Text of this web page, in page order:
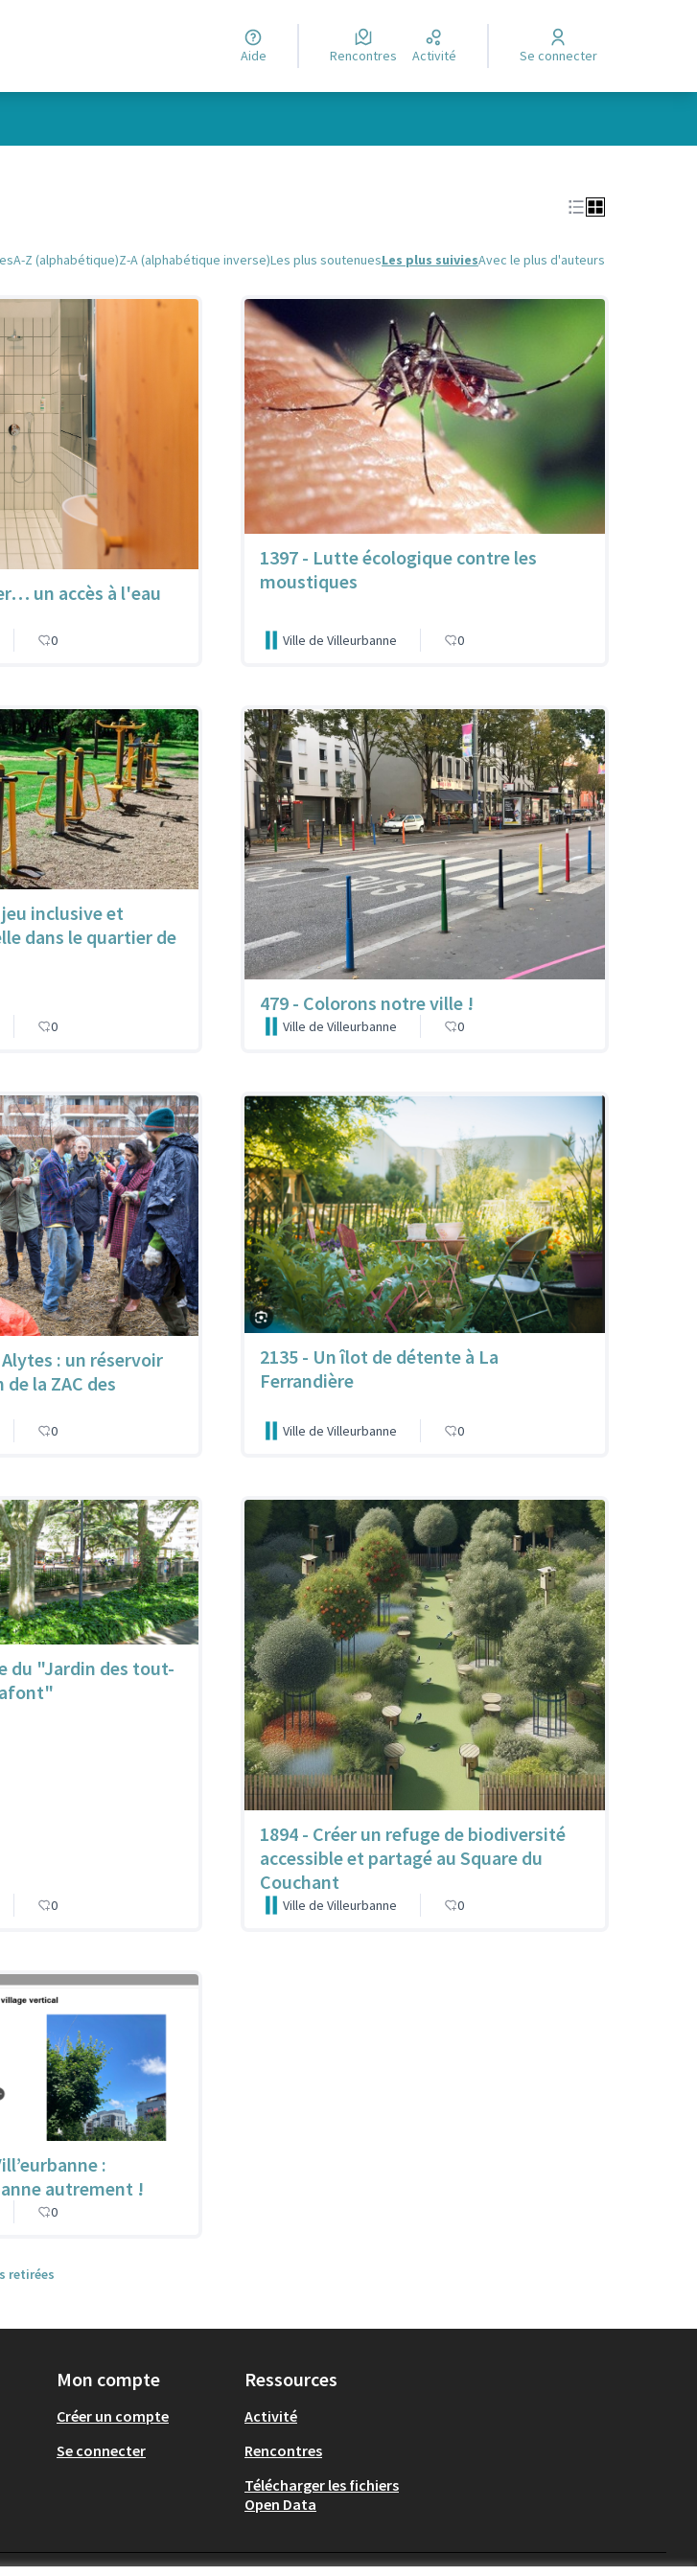
Aide Rencontres Activité Se connecter
A-Z (alphabétique)Z-A (alphabétique inverse)Les plus soutenuesLes plus suiviesAvec le plus d'auteurs
un accès à l'eau
0
1397 - Lutte écologique contre les
moustiques
Ville de Villeurbanne 0
jeu inclusive et
dans le quartier de
0
479 - Colorons notre ville !
Ville de Villeurbanne 0
: un réservoir
la ZAC des
0
2135 - Un îlot de détente à La
Ferrandière
Ville de Villeurbanne 0
du "Jardin des tout-
0
1894 - Créer un refuge de biodiversité
accessible et partagé au Square du
Couchant
Ville de Villeurbanne 0
:
autrement !
0
retirées
Mon compte
Créer un compte
Se connecter
Ressources
Activité
Rencontres
Télécharger les fichiers
Open Data